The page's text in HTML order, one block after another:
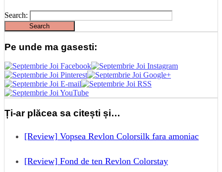
Search:
Pe unde ma gasesti:
Ți-ar plăcea sa citești și…
[Review] Vopsea Revlon Colorsilk fara amoniac
[Review] Fond de ten Revlon Colorstay